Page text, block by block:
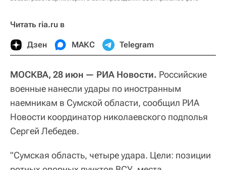
Читать ria.ru в
Дзен МАКС Telegram
МОСКВА, 28 июн — РИА Новости. Российские
военные нанесли удары по иностранным
наемникам в Сумской области, сообщил РИА
Новости координатор николаевского подполья
Сергей Лебедев.
"Сумская область, четыре удара. Цели: позиции